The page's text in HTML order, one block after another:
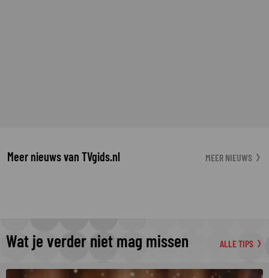
Meer nieuws van TVgids.nl MEER NIEUWS
Wat je verder niet mag missen ALLE TIPS